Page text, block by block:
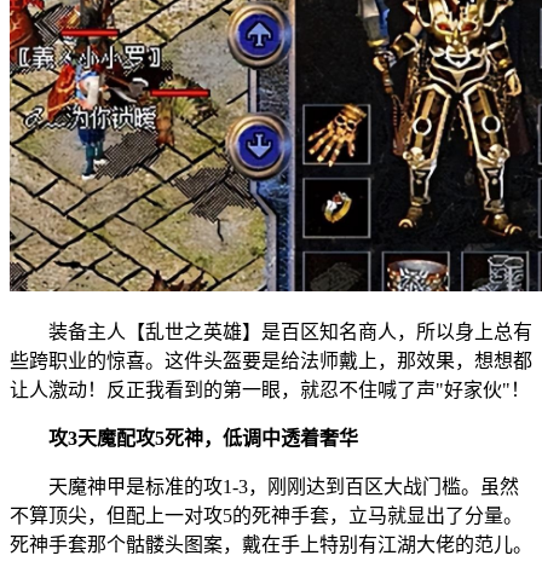
装备主人【乱世之英雄】是百区知名商人，所以身上总有
些跨职业的惊喜。这件头盔要是给法师戴上，那效果，想想都
让人激动！反正我看到的第一眼，就忍不住喊了声"好家伙"！
攻3天魔配攻5死神，低调中透着奢华
天魔神甲是标准的攻1-3，刚刚达到百区大战门槛。虽然
不算顶尖，但配上一对攻5的死神手套，立马就显出了分量。
死神手套那个骷髅头图案，戴在手上特别有江湖大佬的范儿。